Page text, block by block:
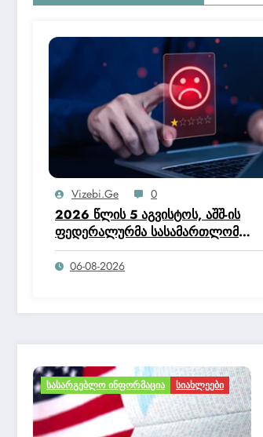
Vizebi.ge 0
2026 წლის 5 აგვისტოს, აშშ-ის
ფედერალურმა სასამართლომ
ოფიციალურად მისცა ტრამპის
ადმინისტრაციას უფლებამოსილება,
პროგრამა.
06-08-2026
ᲛᲝᲒᲖᲐᲣᲠᲝᲑᲐ ᲓᲐ ᲢᲣᲠᲘᲖᲛᲘ
ᲡᲐᲡᲐᲠᲒᲔᲑᲚᲝ ᲘᲜᲤᲝᲠᲛᲐᲪᲘᲐ
ᲡᲘᲐᲮᲚᲔᲔᲑᲘ